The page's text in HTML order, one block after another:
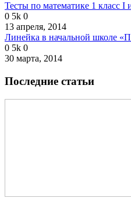
Тесты по математике 1 класс I
0 5k 0
13 апреля, 2014
Линейка в начальной школе
0 5k 0
30 марта, 2014
Последние статьи